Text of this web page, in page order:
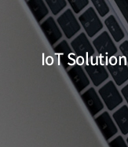
IoT Solution